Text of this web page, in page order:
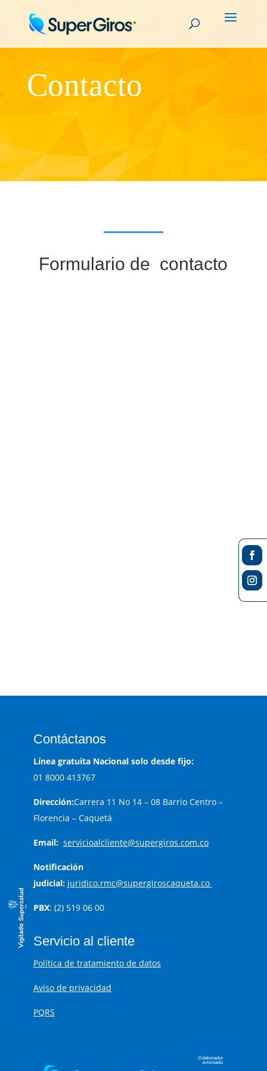
Contacto
Formulario de contacto
Contáctanos
Línea gratuita Nacional solo desde fijo:
01 8000 413767
Dirección:Carrera 11 No 14 – 08 Barrio Centro –
Florencia – Caquetá
Email: servicioalcliente@supergiros.com.co
Notificación
judicial: juridico.rmc@supergiroscaqueta.co
PBX: (2) 519 06 00
Servicio al cliente
Política de tratamiento de datos
Aviso de privacidad
PQRS